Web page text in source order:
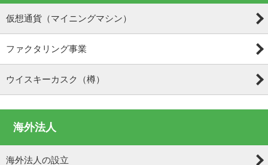
仮想通貨（マイニングマシン）
ファクタリング事業
ウイスキーカスク（樽）
海外法人
海外法人の設立